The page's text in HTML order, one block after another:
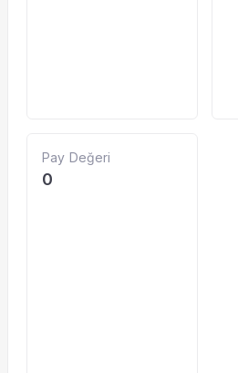
Pay Değeri
0